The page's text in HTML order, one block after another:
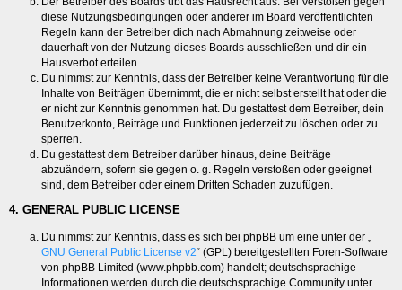
diese Nutzungsbedingungen oder anderer im Board veröffentlichten
Regeln kann der Betreiber dich nach Abmahnung zeitweise oder
dauerhaft von der Nutzung dieses Boards ausschließen und dir ein
Hausverbot erteilen.
Du nimmst zur Kenntnis, dass der Betreiber keine Verantwortung für die
Inhalte von Beiträgen übernimmt, die er nicht selbst erstellt hat oder die
er nicht zur Kenntnis genommen hat. Du gestattest dem Betreiber, dein
Benutzerkonto, Beiträge und Funktionen jederzeit zu löschen oder zu
sperren.
Du gestattest dem Betreiber darüber hinaus, deine Beiträge
abzuändern, sofern sie gegen o. g. Regeln verstoßen oder geeignet
sind, dem Betreiber oder einem Dritten Schaden zuzufügen.
4. GENERAL PUBLIC LICENSE
Du nimmst zur Kenntnis, dass es sich bei phpBB um eine unter der „
GNU General Public License v2“ (GPL) bereitgestellten Foren-Software
von phpBB Limited (www.phpbb.com) handelt; deutschsprachige
Informationen werden durch die deutschsprachige Community unter